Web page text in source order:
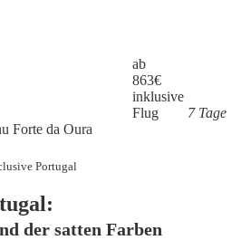
ab
863€
inklusive
Flug
7 Tage
Forte da Oura
Portugal
der satten Farben